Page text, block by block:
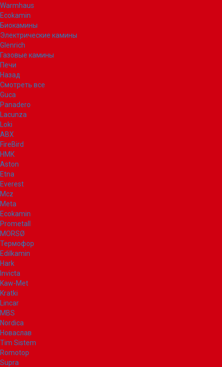
Warmhaus
Ecokamin
Биокамины
Электрические камины
Glenrich
Газовые камины
Печи
Назад
Смотреть все
Guca
Panadero
Lacunza
Loki
ABX
FireBird
НМК
Aston
Etna
Everest
Mcz
Meta
Ecokamin
Prometall
MORSØ
Термофор
Edilkamin
Hark
Invicta
Kaw-Met
Kratki
Lincar
MBS
Nordica
Новаслав
Tim Sistem
Romotop
Supra